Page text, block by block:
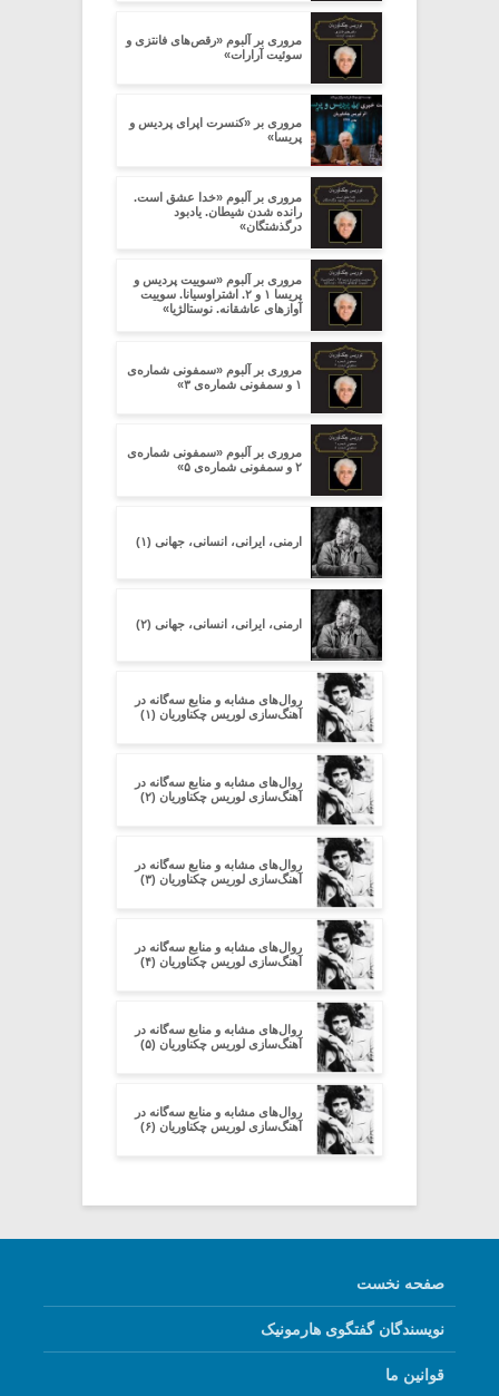
مروری بر آلبوم «رقص‌های فانتزی و
سوئیت آرارات»
مروری بر «کنسرت اپرای پردیس و
پریسا»
مروری بر آلبوم «خدا عشق است.
رانده شدن شیطان. یادبود
درگذشتگان»
مروری بر آلبوم «سوییت پردیس و
پریسا ۱ و ۲. اشتراوسیانا. سوییت
آوازهای عاشقانه. نوستالژیا»
مروری بر آلبوم «سمفونی شماره‌ی
۱ و سمفونی شماره‌ی ۳»
مروری بر آلبوم «سمفونی شماره‌ی
۲ و سمفونی شماره‌ی ۵»
ارمنی، ایرانی، انسانی، جهانی (۱)
ارمنی، ایرانی، انسانی، جهانی (۲)
روال‌های مشابه و منابع سه‌گانه در
آهنگ‌سازی لوریس چکناوریان (۱)
روال‌های مشابه و منابع سه‌گانه در
آهنگ‌سازی لوریس چکناوریان (۲)
روال‌های مشابه و منابع سه‌گانه در
آهنگ‌سازی لوریس چکناوریان (۳)
روال‌های مشابه و منابع سه‌گانه در
آهنگ‌سازی لوریس چکناوریان (۴)
روال‌های مشابه و منابع سه‌گانه در
آهنگ‌سازی لوریس چکناوریان (۵)
روال‌های مشابه و منابع سه‌گانه در
آهنگ‌سازی لوریس چکناوریان (۶)
صفحه نخست
نویسندگان گفتگوی هارمونیک
قوانین ما